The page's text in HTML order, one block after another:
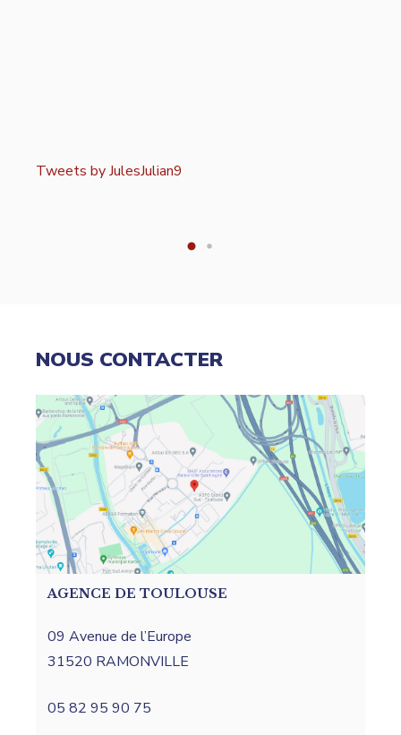
Tweets by JulesJulian9
NOUS CONTACTER
AGENCE DE TOULOUSE
09 Avenue de l’Europe
31520 RAMONVILLE
05 82 95 90 75